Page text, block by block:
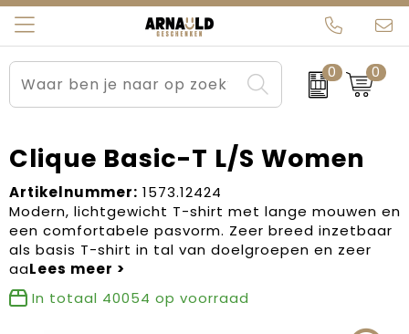
0 0
Relatiegeschenken
Sportkleding
Werkkleding
Kleding en textiel
Tassen
Beurs en Evenementen
Brievenbuspakketten
Carnaval
Dag van de Zorg
Kerstartikelen
Arnauld Kerstpakketten
MijnEigenKadootje
Ons team
Contact
Blogs
Clique Basic-T L/S Women
Artikelnummer: 1573.12424
Modern, lichtgewicht T-shirt met lange mouwen en
een comfortabele pasvorm. Zeer breed inzetbaar
als basis T-shirt in tal van doelgroepen en zeer
aa
In totaal 40054 op voorraad